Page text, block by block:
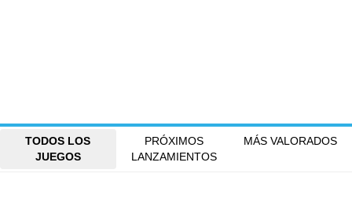
TODOS LOS
JUEGOS
PRÓXIMOS
LANZAMIENTOS
MÁS VALORADOS